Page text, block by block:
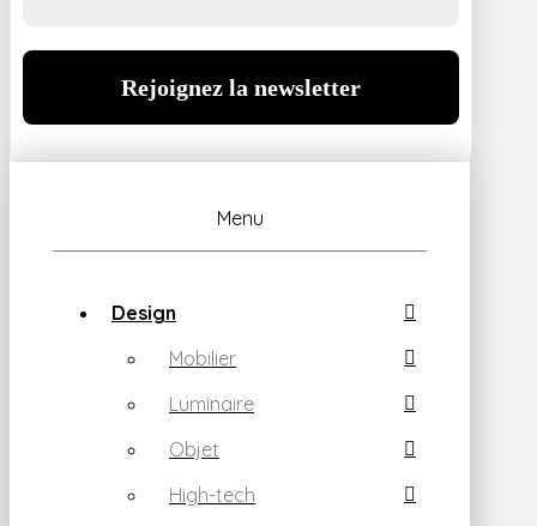
Menu
Design
Mobilier
Luminaire
Objet
High-tech